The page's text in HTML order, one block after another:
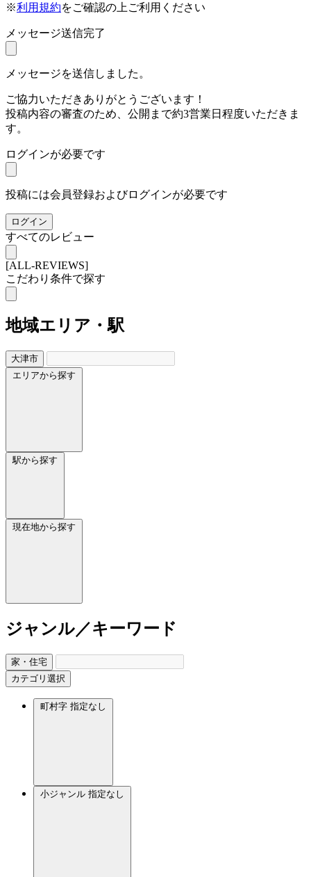
※利用規約をご確認の上ご利用ください
メッセージ送信完了
メッセージを送信しました。
ご協力いただきありがとうございます！
投稿内容の審査のため、公開まで約3営業日程度いただきま
す。
ログインが必要です
投稿には会員登録およびログインが必要です
ログイン
すべてのレビュー
[ALL-REVIEWS]
こだわり条件で探す
地域エリア・駅
大津市
エリアから探す
駅から探す
現在地から探す
ジャンル／キーワード
家・住宅
カテゴリ選択
町村字 指定なし
小ジャンル 指定なし